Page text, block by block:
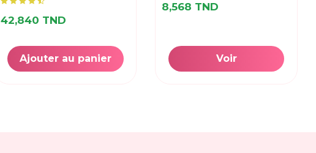
42,840 TND
Ajouter au panier
8,568 TND
Voir